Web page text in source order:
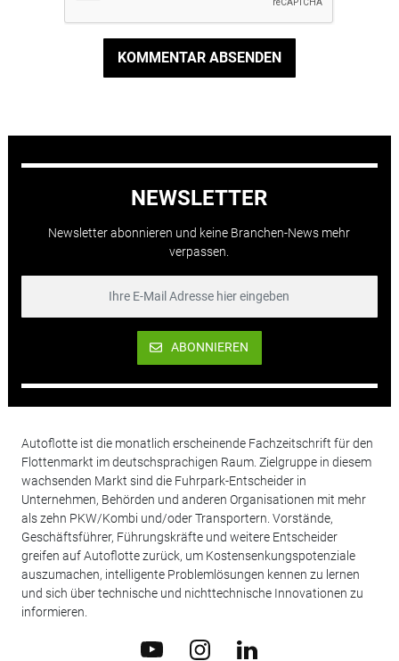
KOMMENTAR ABSENDEN
NEWSLETTER
Newsletter abonnieren und keine Branchen-News mehr
verpassen.
ABONNIEREN
Autoflotte ist die monatlich erscheinende Fachzeitschrift für den
Flottenmarkt im deutschsprachigen Raum. Zielgruppe in diesem
wachsenden Markt sind die Fuhrpark-Entscheider in
Unternehmen, Behörden und anderen Organisationen mit mehr
als zehn PKW/Kombi und/oder Transportern. Vorstände,
Geschäftsführer, Führungskräfte und weitere Entscheider
greifen auf Autoflotte zurück, um Kostensenkungspotenziale
auszumachen, intelligente Problemlösungen kennen zu lernen
und sich über technische und nichttechnische Innovationen zu
informieren.